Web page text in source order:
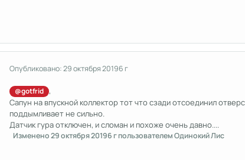
Опубликовано:29 октября 20196 г
@gotfrid ,
Сапун на впускной коллектор тот что сзади отсоединил
поддымливает не сильно.
Датчик гура отключен, и сломан и похоже очень давно....
Изменено29 октября 20196 гпользователем Одинокий Лис